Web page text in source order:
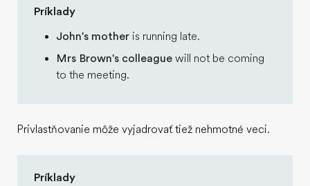
Príklady
John's mother is running late.
Mrs Brown's colleague will not be coming
to the meeting.
Privlastňovanie môže vyjadrovať tiež nehmotné veci.
Príklady